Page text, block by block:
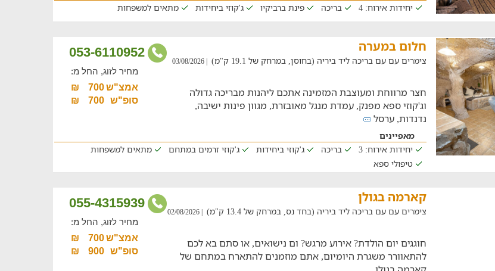
יחידות אירוח: 4
בריכה פינת ברביקיו ג'קוזי ביחידות מתאים למשפחות
053-6110952 חלום במערה
צימרים עם עם בריכה ליד ביריה (בחוסן, במרחק של 19.1 ק"מ) | 03/08/2026
חצר מרווחת ומעוצבת המזמינה אתכם ליהנות מבריכה גדולה
וג'קוזי ספא מפנק, עמדת מנגל מאובזרת, מגוון פינות ישיבה,
נדנדות, ערסל
מחיר לזוג, החל מ:
אמצ"ש700
₪
סופ"ש
700
₪
מאפיינים
יחידות אירוח: 3
בריכה ג'קוזי ביחידות ג'קוזי זרמים במתחם
מתאים למשפחות
טיפולי ספא
055-4315939 קארמה בגולן
צימרים עם עם בריכה ליד ביריה (בחד נס, במרחק של 13.4 ק"מ) | 02/08/2026
חוגגים יום הולדת? אירוע מרגש? ום נישואים, או סתם בא לכם
להתאוורר משגרת היומיום, אתם מוזמנים להתארח במתחם של
מחיר לזוג, החל מ:
אמצ"ש700
₪
סופ"ש
900
₪